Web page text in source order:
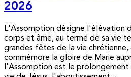
2026
L'Assomption désigne l'élévation
corps et âme, au terme de sa vie
grandes fêtes de la vie
commémore la gloire de Marie
l'Assomption est le prolongement